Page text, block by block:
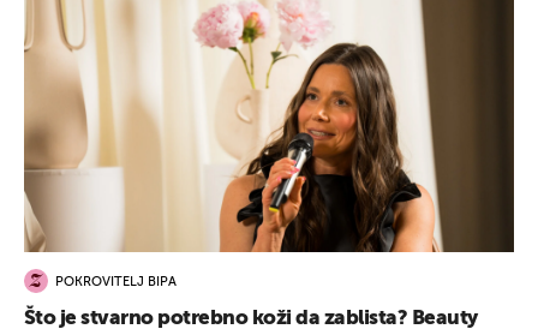
POKROVITELJ BIPA
Što je stvarno potrebno koži da zablista? Beauty